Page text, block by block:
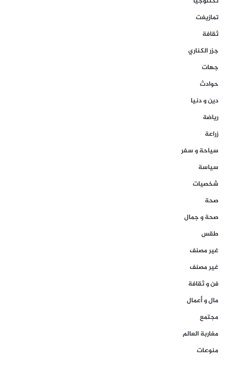
تمازيغت
ثقافة
جزر الكناري
جهات
حوادث
دين و دنيا
رياضة
زراعة
سياحة و سفر
سياسة
شخصيات
صحة
صحة و جمال
طقس
غير مصنف
غير مصنف
فن و ثقافة
مال و أعمال
مجتمع
مغاربة العالم
منوعات